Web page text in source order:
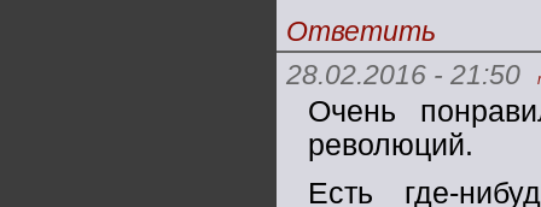
Ответить
28.02.2016 - 21:50
Очень
революций.
Есть где-